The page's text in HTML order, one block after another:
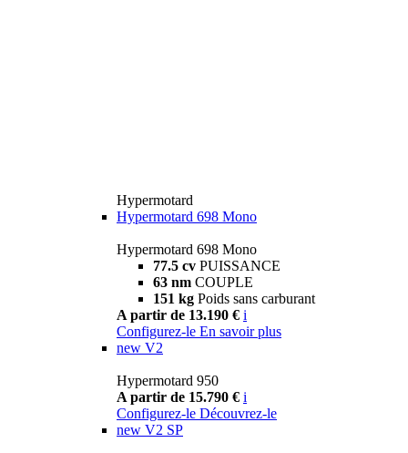
Hypermotard
Hypermotard 698 Mono
Hypermotard 698 Mono
77.5 cv PUISSANCE
63 nm COUPLE
151 kg Poids sans carburant
A partir de 13.190 € i
Configurez-le En savoir plus
new V2
Hypermotard 950
A partir de 15.790 € i
Configurez-le Découvrez-le
new V2 SP